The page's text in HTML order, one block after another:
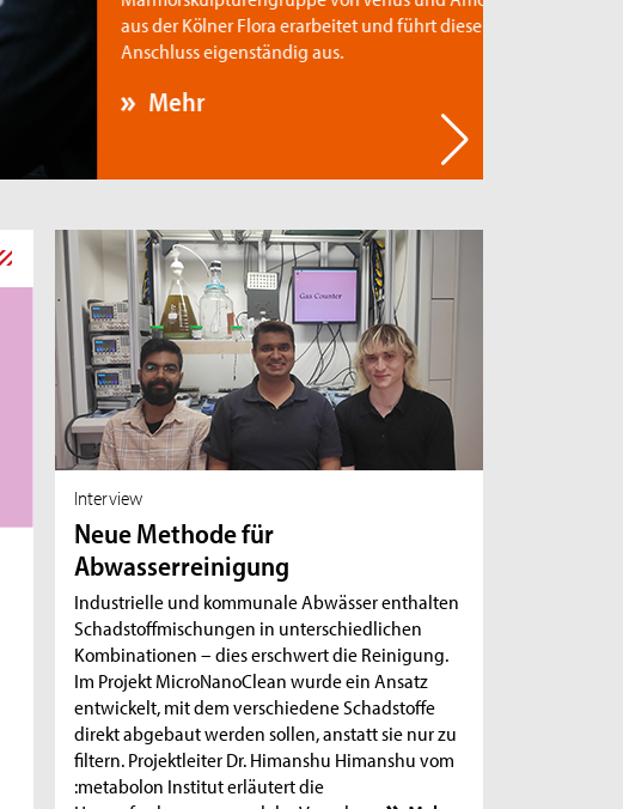
aus der Kölner Flora erarbeitet und führt diese im
Anschluss eigenständig aus.
Mehr
Interview
Neue Methode für
Abwasserreinigung
Industrielle und kommunale Abwässer enthalten
Schadstoffmischungen in unterschiedlichen
Kombinationen – dies erschwert die Reinigung.
Im Projekt MicroNanoClean wurde ein Ansatz
entwickelt, mit dem verschiedene Schadstoffe
direkt abgebaut werden sollen, anstatt sie nur zu
filtern. Projektleiter Dr. Himanshu Himanshu vom
:metabolon Institut erläutert die